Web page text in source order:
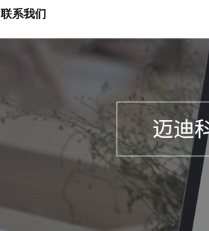
联系我们